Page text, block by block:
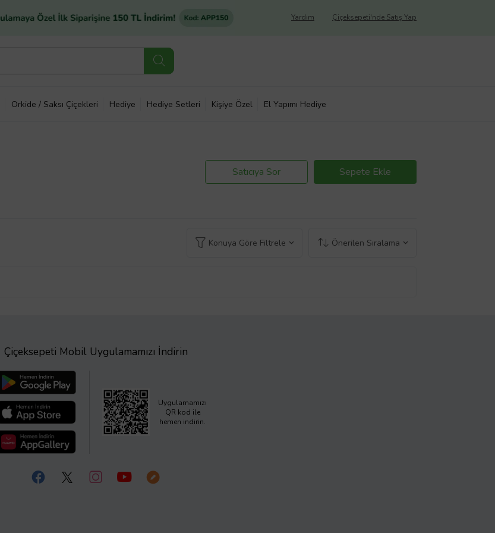
Çiçeksepeti'nde Satış Yap
Yardım
Orkide / Saksı Çiçekleri Hediye Hediye Setleri Kişiye Özel El Yapımı Hediye
Satıcıya Sor Sepete Ekle
Konuya Göre Filtrele Önerilen Sıralama
Çiçeksepeti Mobil Uygulamamızı İndirin
Uygulamamızı
QR kod ile
hemen indirin.